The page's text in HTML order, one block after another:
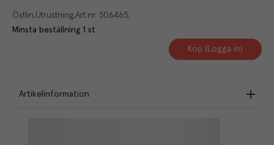
Östlin Utrustning Art.nr. 506465
Minsta beställning 1 st
Köp (Logga in)
Artikelinformation